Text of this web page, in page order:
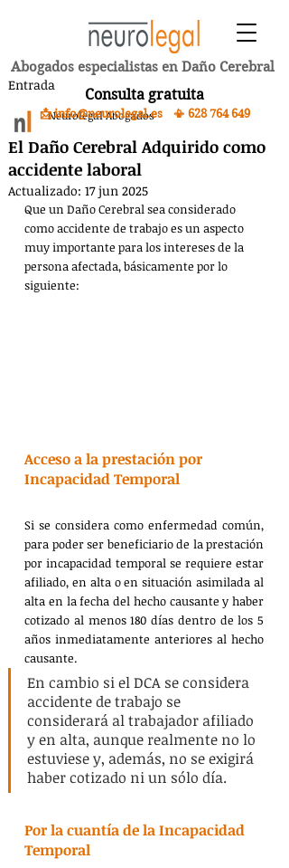
Abogados especialistas en Daño Cerebral
Consulta gratuita
📩 info@neurolegal.es 📳 628 764 649
Entrada
El Daño Cerebral Adquirido como
accidente laboral
Neurolegal Abogados
Actualizado: 17 jun 2025
Que un Daño Cerebral sea considerado
como accidente de trabajo es un aspecto
muy importante para los intereses de la
persona afectada, básicamente por lo
siguiente:​
Acceso a la prestación por
Incapacidad Temporal
Si se considera como enfermedad común,
para poder ser beneficiario de la prestación
por incapacidad temporal se requiere estar
afiliado, en alta o en situación asimilada al
alta en la fecha del hecho causante y haber
cotizado al menos 180 días dentro de los 5
años inmediatamente anteriores al hecho
causante.​
En cambio si el DCA se considera
accidente de trabajo se
considerará al trabajador afiliado
y en alta, aunque realmente no lo
estuviese y, además, no se exigirá
haber cotizado ni un sólo día.​
Por la cuantía de la Incapacidad
Temporal